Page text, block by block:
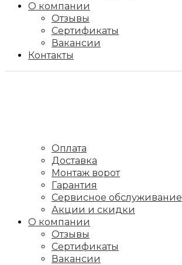
О компании
Отзывы
Сертификаты
Вакансии
Контакты
Оплата
Доставка
Монтаж ворот
Гарантия
Сервисное обслуживание
Акции и скидки
О компании
Отзывы
Сертификаты
Вакансии